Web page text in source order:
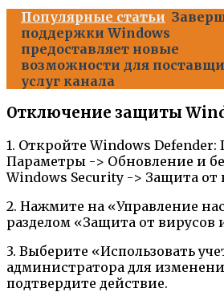
Популярные статьи
поддержки Windows
предоставляет новые
возможности для
услуг канала
Отключение защиты
1. Откройте Windows Defender:
Параметры -> Обновление и
Windows Security -> Защита от
2. Нажмите на «Управление
разделом «Защита от вирусов
3. Выберите «Использовать
администратора для
подтвердите действие.